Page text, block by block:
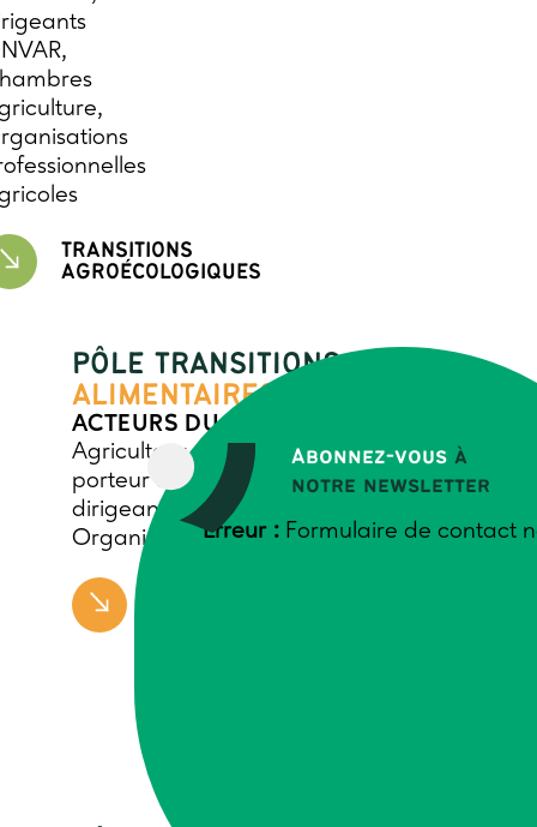
Abonnez-vous à
notre newsletter
Erreur : Formulaire de contact
TRANSITIONS
AGROÉCOLOGIQUES
PÔLE TRANSITIONS
ALIMENTAIRES
ACTEURS DU MONDE AGRICOLE
Agriculteur, salarié agricole, collectif
porteur de projet, conseiller, animateur,
dirigeants ONVAR, Chambres Agriculture,
Organisations Professionnelles Agricoles